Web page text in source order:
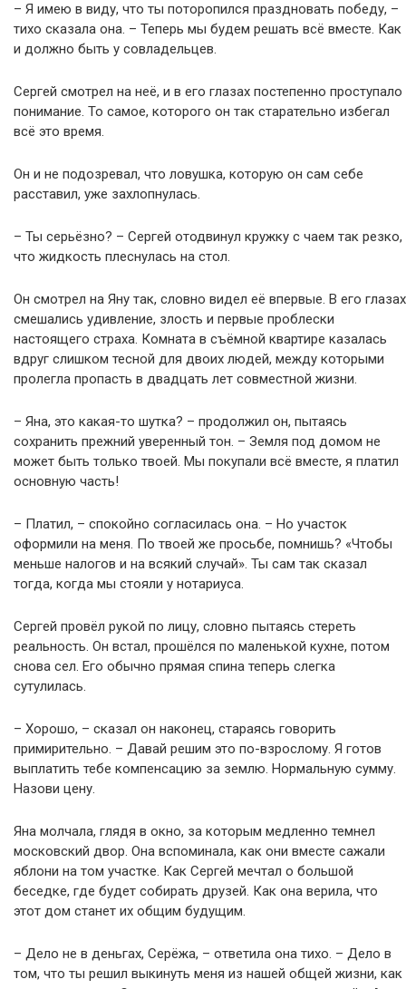
– Я имею в виду, что ты поторопился праздновать победу, –
тихо сказала она. – Теперь мы будем решать всё вместе. Как
и должно быть у совладельцев.
Сергей смотрел на неё, и в его глазах постепенно проступало
понимание. То самое, которого он так старательно избегал
всё это время.
Он и не подозревал, что ловушка, которую он сам себе
расставил, уже захлопнулась.
– Ты серьёзно? – Сергей отодвинул кружку с чаем так резко,
что жидкость плеснулась на стол.
Он смотрел на Яну так, словно видел её впервые. В его глазах
смешались удивление, злость и первые проблески
настоящего страха. Комната в съёмной квартире казалась
вдруг слишком тесной для двоих людей, между которыми
пролегла пропасть в двадцать лет совместной жизни.
– Яна, это какая-то шутка? – продолжил он, пытаясь
сохранить прежний уверенный тон. – Земля под домом не
может быть только твоей. Мы покупали всё вместе, я платил
основную часть!
– Платил, – спокойно согласилась она. – Но участок
оформили на меня. По твоей же просьбе, помнишь? «Чтобы
меньше налогов и на всякий случай». Ты сам так сказал
тогда, когда мы стояли у нотариуса.
Сергей провёл рукой по лицу, словно пытаясь стереть
реальность. Он встал, прошёлся по маленькой кухне, потом
снова сел. Его обычно прямая спина теперь слегка
сутулилась.
– Хорошо, – сказал он наконец, стараясь говорить
примирительно. – Давай решим это по-взрослому. Я готов
выплатить тебе компенсацию за землю. Нормальную сумму.
Назови цену.
Яна молчала, глядя в окно, за которым медленно темнел
московский двор. Она вспоминала, как они вместе сажали
яблони на том участке. Как Сергей мечтал о большой
беседке, где будет собирать друзей. Как она верила, что
этот дом станет их общим будущим.
– Дело не в деньгах, Серёжа, – ответила она тихо. – Дело в
том, что ты решил выкинуть меня из нашей общей жизни, как